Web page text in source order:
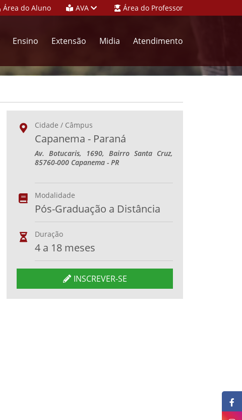
Área do Aluno AVA Área do Professor
Ensino Extensão Midia Atendimento
Cidade / Câmpus
Capanema - Paraná
Av. Botucaris, 1690, Bairro Santa Cruz,
85760-000 Capanema - PR
Modalidade
Pós-Graduação a Distância
Duração
4 a 18 meses
INSCREVER-SE